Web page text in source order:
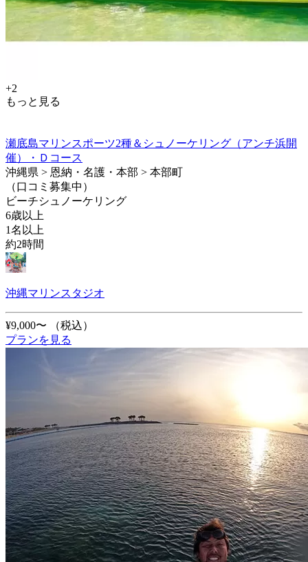
+2
もっと見る
瀬底島マリンスポーツ2種＆シュノーケリング（アンチ浜開
催）・Ｄコース
沖縄県 > 恩納・名護・本部 > 本部町
（口コミ募集中）
ビーチシュノーケリング
6歳以上
1名以上
約2時間
沖縄マリンスタジオ
¥9,000〜
（税込）
プランを見る